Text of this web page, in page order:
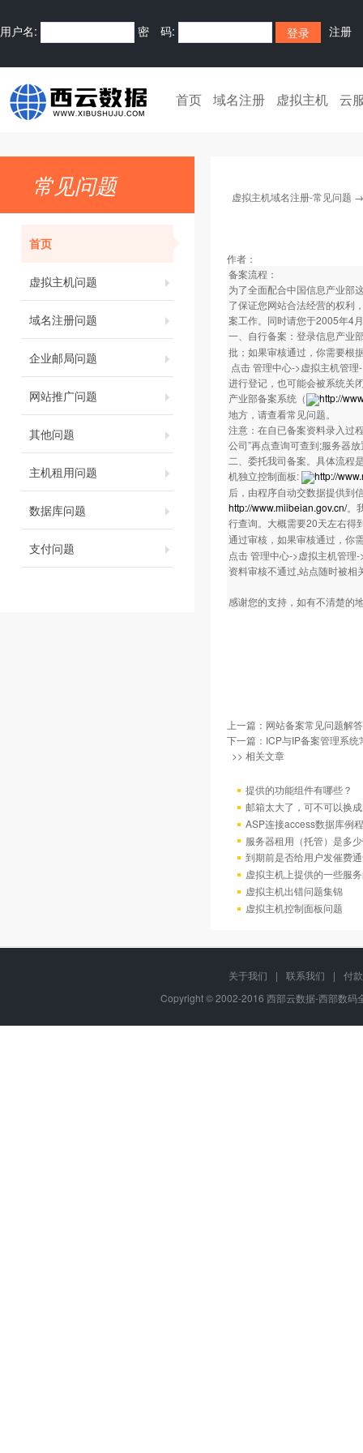
用户名: 密 码: 注册
首页 域名注册 虚拟主机 云
常见问题
首页
虚拟主机问题
域名注册问题
企业邮局问题
网站推广问题
其他问题
主机租用问题
数据库问题
支付问题
虚拟主机域名注册-常见问题
作者：
备案流程：
为了全面配合中国信息产业部
了保证您网站合法经营的权利
案工作。同时请您于2005年4
一、自行备案：登录信息产业
批；如果审核通过，你需要根
点击 管理中心->虚拟主机管
进行登记，也可能会被系统关
产业部备案系统（
http://
地方，请查看常见问题。
注意：在自已备案资料录入过
公司”再点查询可查到;服务器
二、委托我司备案。具体流程
机独立控制面板:
http://
后，由程序自动交数据提供到
http://www.miibeian.gov.cn/。
行查询。大概需要20天左右得
通过审核，如果审核通过，你
点击 管理中心->虚拟主机管理
资料审核不通过,站点随时被相
感谢您的支持，如有不清楚的
上一篇： 网站备案常见问题解
下一篇： ICP与IP备案管理系统
>> 相关文章
提供的功能组件有哪些？
邮箱太大了，可不可以换
ASP连接access数据库例程
服务器租用（托管）是多
到期前是否给用户发催费
虚拟主机上提供的一些服
虚拟主机出错问题集锦
虚拟主机控制面板问题
关于我们 | 联系我们 |
付
Copyright © 2002-2016 西部云数据-西部数